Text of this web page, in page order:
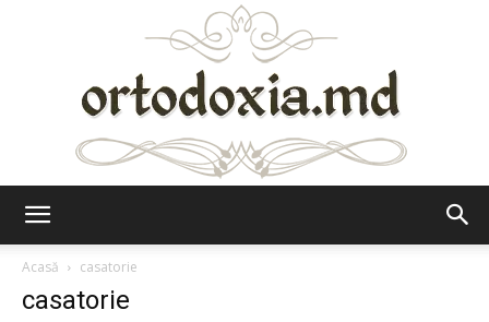
Acasă
casatorie
casatorie